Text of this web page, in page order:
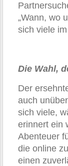
„Wann, wo
sich viele
Die Wahl,
Der
auch
sich viele,
erinnert ein
Abenteuer
die online
einen